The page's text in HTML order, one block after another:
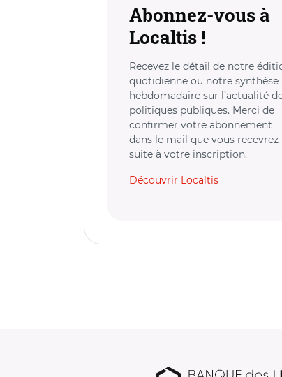
Abonnez-vous à
Localtis !
Recevez le détail de notre
quotidienne ou notre synthèse
hebdomadaire sur l’actualité
politiques publiques. Merci de
confirmer votre abonnement
dans le mail que vous recevrez
suite à votre inscription.
Découvrir Localtis